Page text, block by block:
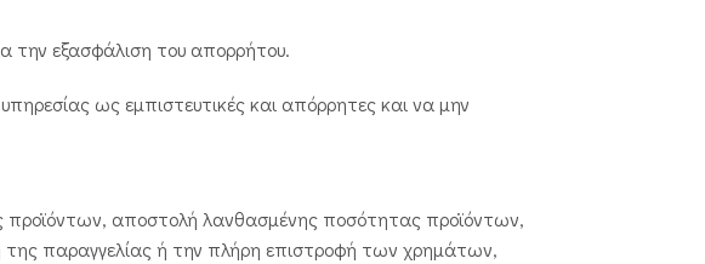
την εξασφάλιση του απορρήτου.
ως εμπιστευτικές και απόρρητες και να μην
προϊόντων, αποστολή λανθασμένης ποσότητας προϊόντων,
παραγγελίας ή την πλήρη επιστροφή των χρημάτων,